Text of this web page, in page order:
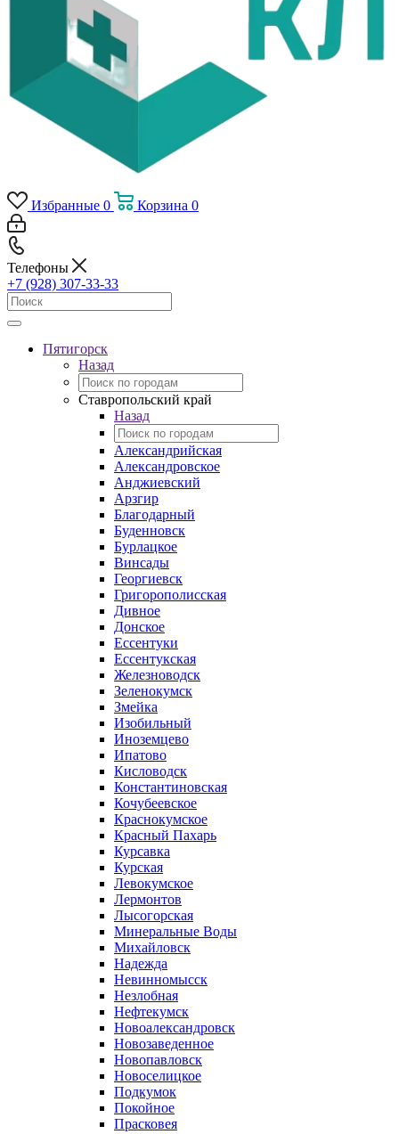
Избранные 0 Корзина 0
Телефоны
+7 (928) 307-33-33
Пятигорск
Назад
Ставропольский край
Назад
Александрийская
Александровское
Анджиевский
Арзгир
Благодарный
Буденновск
Бурлацкое
Винсады
Георгиевск
Григорополисская
Дивное
Донское
Ессентуки
Ессентукская
Железноводск
Зеленокумск
Змейка
Изобильный
Иноземцево
Ипатово
Кисловодск
Константиновская
Кочубеевское
Краснокумское
Красный Пахарь
Курсавка
Курская
Левокумское
Лермонтов
Лысогорская
Минеральные Воды
Михайловск
Надежда
Невинномысск
Незлобная
Нефтекумск
Новоалександровск
Новозаведенное
Новопавловск
Новоселицкое
Подкумок
Покойное
Прасковея